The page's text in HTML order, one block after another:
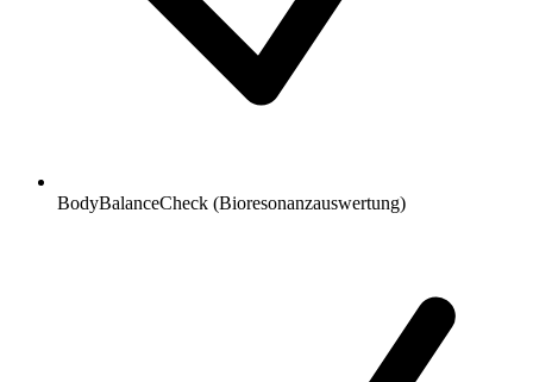
BodyBalanceCheck (Bioresonanzauswertung)